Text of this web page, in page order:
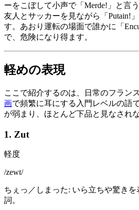
ーをこぼして小声で「Merde!」と言
友人とサッカーを見ながら「Putain!
す。あおり運転の場面で誰かに「
で、危険になり得ます。
軽めの表現
ここで紹介するのは、日常のフラン
画で頻繁に耳にする入門レベルの語
が弱まり、ほとんど下品と見なされ
1. Zut
軽度
/zewt/
ちぇっ／しまった: いら立ちや驚き
詞。